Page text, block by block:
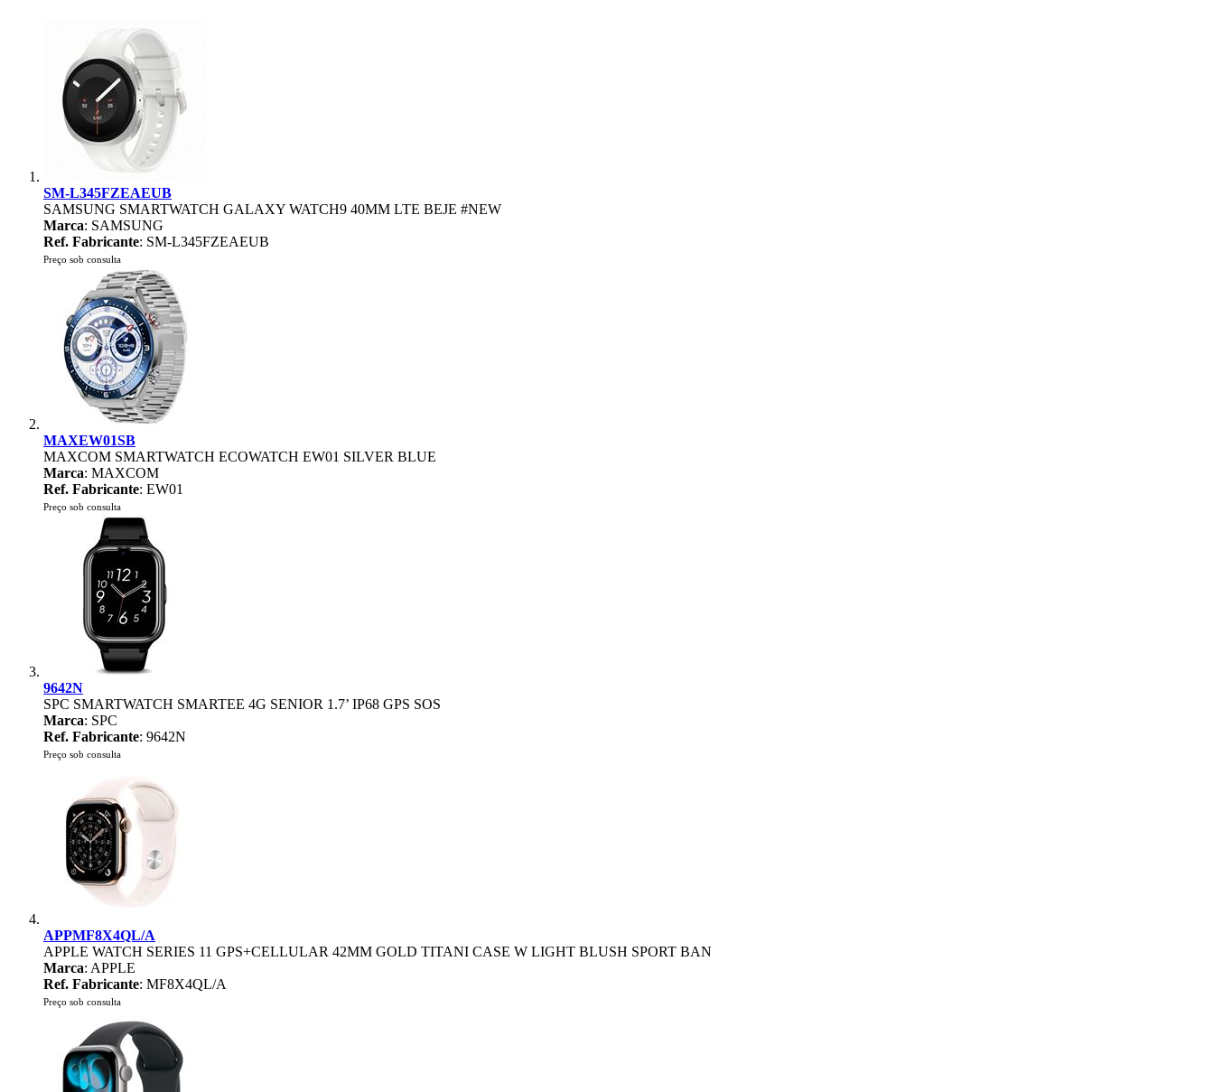
SM-L345FZEAEUB
SAMSUNG SMARTWATCH GALAXY WATCH9 40MM LTE BEJE #NEW
Marca: SAMSUNG
Ref. Fabricante: SM-L345FZEAEUB
Preço sob consulta
MAXEW01SB
MAXCOM SMARTWATCH ECOWATCH EW01 SILVER BLUE
Marca: MAXCOM
Ref. Fabricante: EW01
Preço sob consulta
9642N
SPC SMARTWATCH SMARTEE 4G SENIOR 1.7’ IP68 GPS SOS
Marca: SPC
Ref. Fabricante: 9642N
Preço sob consulta
APPMF8X4QL/A
APPLE WATCH SERIES 11 GPS+CELLULAR 42MM GOLD TITANI CASE W LIGHT BLUSH SPORT BAN
Marca: APPLE
Ref. Fabricante: MF8X4QL/A
Preço sob consulta